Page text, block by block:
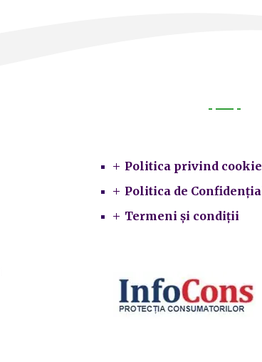
Politica privind
Politica de
Termeni și condiții